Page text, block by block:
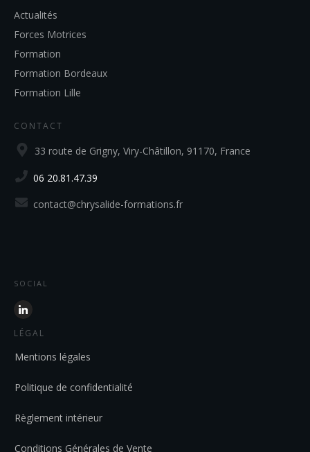
Actualités
Forces Motrices
Formation
Formation Bordeaux
Formation Lille
CONTACT
33 route de Grigny, Viry-Châtillon, 91170, France
06 20.81.47.39
contact@chrysalide-formations.fr
SOCIAL
LÉGAL
Mentions légales
Politique de confidentialité
Règlement intérieur
Conditions Générales de Vente